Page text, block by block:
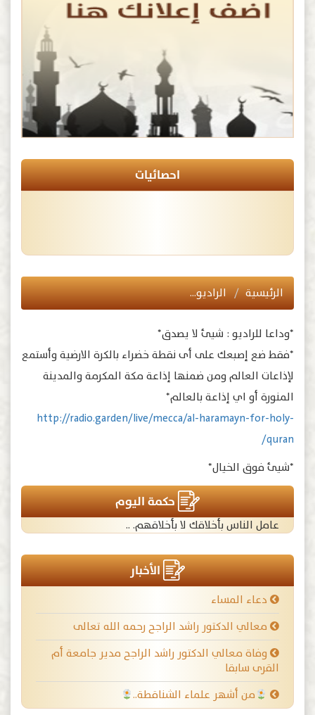
احصائيات
الرئيسية الراديو…
*وداعا للراديو : شيئ لا يصدق*
*فقط ضع إصبعك على أى نقطة خضراء بالكرة الارضية وأستمع
لإذاعات العالم ومن ضمنها إذاعة مكة المكرمة والمدينة
المنورة أو اي إذاعة بالعالم*
http://radio.garden/live/mecca/al-haramayn-for-holy-
quran/
*شيئ فوق الخيال*
حكمة اليوم
عامل الناس بأخلاقك لا بأخلاقهم. ..
الأخبار
دعاء المساء
معالي الدكتور راشد الراجح رحمه الله تعالى
وفاة معالي الدكتور راشد الراجح مدير جامعة أم
القرى سابقا
من أشهر علماء الشناقطة..